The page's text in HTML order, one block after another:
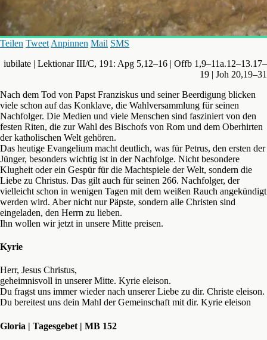
Teilen Tweet Anpinnen Mail SMS
iubilate | Lektionar III/C, 191: Apg 5,12–16 | Offb 1,9–11a.12–13.17–
19 | Joh 20,19–31
Nach dem Tod von Papst Franziskus und seiner Beerdigung blicken
viele schon auf das Konklave, die Wahlversammlung für seinen
Nachfolger. Die Medien und viele Menschen sind fasziniert von den
festen Riten, die zur Wahl des Bischofs von Rom und dem Oberhirten
der katholischen Welt gehören.
Das heutige Evangelium macht deutlich, was für Petrus, den ersten der
Jünger, besonders wichtig ist in der Nachfolge. Nicht besondere
Klugheit oder ein Gespür für die Machtspiele der Welt, sondern die
Liebe zu Christus. Das gilt auch für seinen 266. Nachfolger, der
vielleicht schon in wenigen Tagen mit dem weißen Rauch angekündigt
werden wird. Aber nicht nur Päpste, sondern alle Christen sind
eingeladen, den Herrn zu lieben.
Ihn wollen wir jetzt in unsere Mitte preisen.
Kyrie
Herr, Jesus Christus,
geheimnisvoll in unserer Mitte. Kyrie eleison.
Du fragst uns immer wieder nach unserer Liebe zu dir. Christe eleison.
Du bereitest uns dein Mahl der Gemeinschaft mit dir. Kyrie eleison
Gloria | Tagesgebet | MB 152